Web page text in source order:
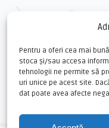
Pentru a oferi cea mai
stoca și/sau accesa
tehnologii ne permite să
uri unice pe acest site.
dat poate avea afecte